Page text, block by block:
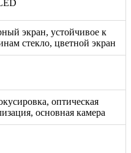
экран, устойчивое к
стекло, цветной экран
оптическая
основная камера